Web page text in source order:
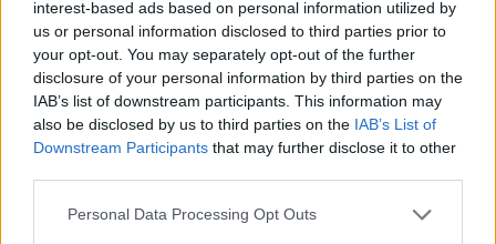
interest-based ads based on personal information utilized by
us or personal information disclosed to third parties prior to
your opt-out. You may separately opt-out of the further
disclosure of your personal information by third parties on the
IAB’s list of downstream participants. This information may
also be disclosed by us to third parties on the IAB’s List of
Downstream Participants that may further disclose it to other
Please note that this website/app uses one or more Google
Personal Data Processing Opt Outs